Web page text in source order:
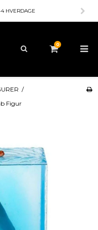
BETALING MED - KORT -
0
/
Figur